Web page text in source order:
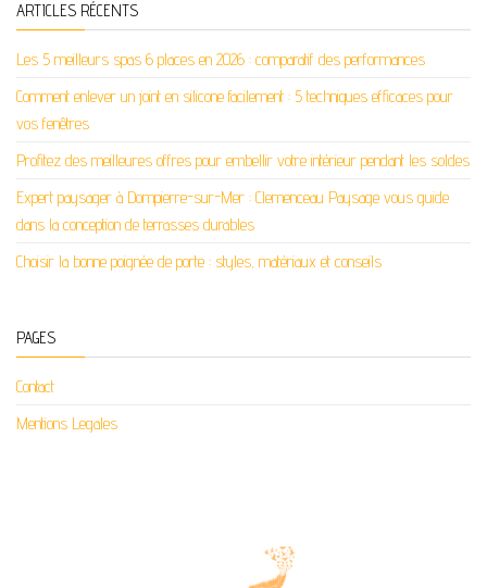
ARTICLES RÉCENTS
Les 5 meilleurs spas 6 places en 2026 : comparatif des performances
Comment enlever un joint en silicone facilement : 5 techniques efficaces pour
vos fenêtres
Profitez des meilleures offres pour embellir votre intérieur pendant les soldes
Expert paysager à Dompierre-sur-Mer : Clemenceau Paysage vous guide
dans la conception de terrasses durables
Choisir la bonne poignée de porte : styles, matériaux et conseils
PAGES
Contact
Mentions Legales